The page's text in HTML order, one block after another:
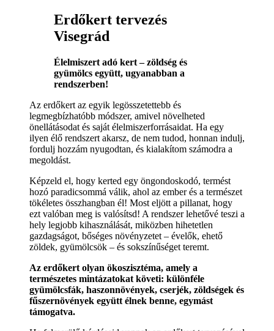
Erdőkert tervezés
Visegrád
Élelmiszert adó kert – zöldség és
gyümölcs együtt, ugyanabban a
rendszerben!
Az erdőkert az egyik legösszetettebb és
legmegbízhatóbb módszer, amivel növelheted
önellátásodat és saját élelmiszerforrásaidat. Ha egy
ilyen élő rendszert akarsz, de nem tudod, honnan indulj,
fordulj hozzám nyugodtan, és kialakítom számodra a
megoldást.
Képzeld el, hogy kerted egy öngondoskodó, termést
hozó paradicsommá válik, ahol az ember és a természet
tökéletes összhangban él! Most eljött a pillanat, hogy
ezt valóban meg is valósítsd! A rendszer lehetővé teszi a
hely legjobb kihasználását, miközben hihetetlen
gazdagságot, bőséges növényzetet – évelők, ehető
zöldek, gyümölcsök – és sokszínűséget teremt.
Az erdőkert olyan ökoszisztéma, amely a
természetes mintázatokat követi: különféle
gyümölcsfák, haszonnövények, cserjék, zöldségek és
fűszernövények együtt élnek benne, egymást
támogatva.